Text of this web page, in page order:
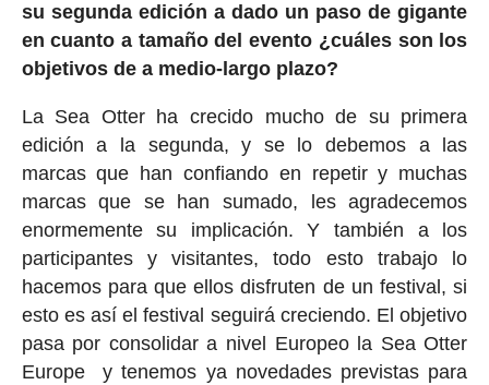
su segunda edición a dado un paso de gigante
en cuanto a tamaño del evento ¿cuáles son los
objetivos de a medio-largo plazo?
La Sea Otter ha crecido mucho de su primera
edición a la segunda, y se lo debemos a las
marcas que han confiando en repetir y muchas
marcas que se han sumado, les agradecemos
enormemente su implicación. Y también a los
participantes y visitantes, todo esto trabajo lo
hacemos para que ellos disfruten de un festival, si
esto es así el festival seguirá creciendo. El objetivo
pasa por consolidar a nivel Europeo la Sea Otter
Europe y tenemos ya novedades previstas para